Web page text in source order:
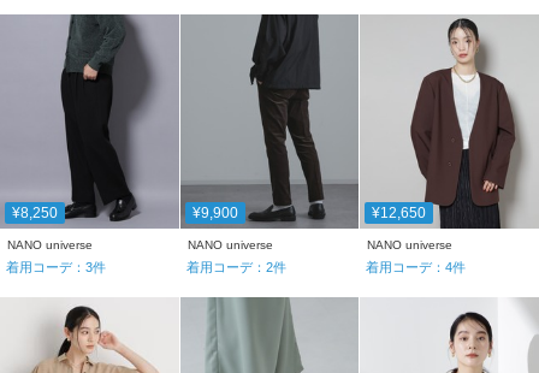
¥8,250
NANO universe
着用コーデ： 3件
¥9,900
NANO universe
着用コーデ： 2件
¥12,650
NANO universe
着用コーデ：4件